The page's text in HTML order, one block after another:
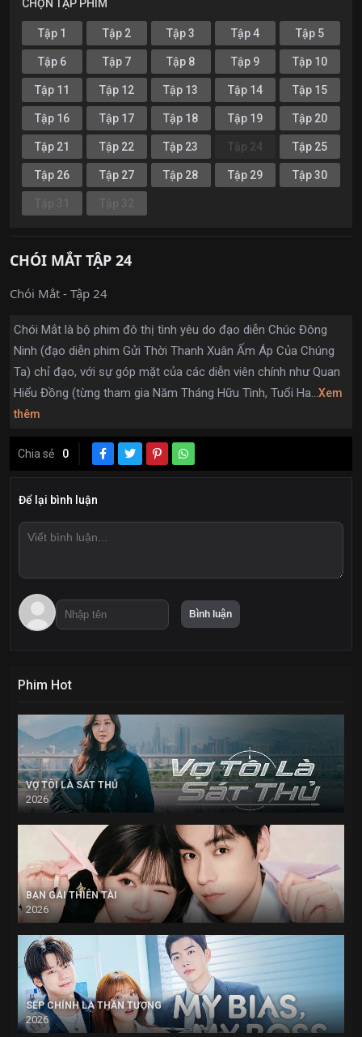
CHỌN TẬP PHIM
Tập 1 Tập 2 Tập 3 Tập 4 Tập 5
Tập 6 Tập 7 Tập 8 Tập 9 Tập 10
Tập 11 Tập 12 Tập 13 Tập 14 Tập 15
Tập 16 Tập 17 Tập 18 Tập 19 Tập 20
Tập 21 Tập 22 Tập 23 Tập 24 Tập 25
Tập 26 Tập 27 Tập 28 Tập 29 Tập 30
CHÓI MẮT TẬP 24
Chói Mắt - Tập 24
Chói Mắt là bộ phim đô thị tình yêu do đạo diễn Chúc Đông
Ninh (đạo diễn phim Gửi Thời Thanh Xuân Ấm Áp Của Chúng
Ta) chỉ đạo, với sự góp mặt của các diễn viên chính như Quan
Hiểu Đồng (từng tham gia Năm Tháng Hữu Tình, Tuổi Ha...Xem
thêm
Chia sẻ 0
Để lại bình luận
Phim Hot
VỢ TÔI LÀ SÁT THỦ
2026
BẠN GÁI THIÊN TÀI
2026
SẾP CHÍNH LÀ THẦN TƯỢNG
2026